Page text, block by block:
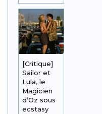
[Critique]
Sailor et
Lula, le
Magicien
d’Oz sous
ecstasy